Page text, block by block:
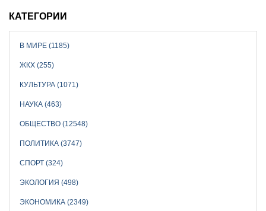
КАТЕГОРИИ
В МИРЕ (1185)
ЖКХ (255)
КУЛЬТУРА (1071)
НАУКА (463)
ОБЩЕСТВО (12548)
ПОЛИТИКА (3747)
СПОРТ (324)
ЭКОЛОГИЯ (498)
ЭКОНОМИКА (2349)